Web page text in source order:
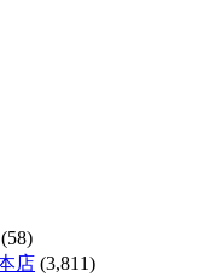
(58)
店 (3,811)